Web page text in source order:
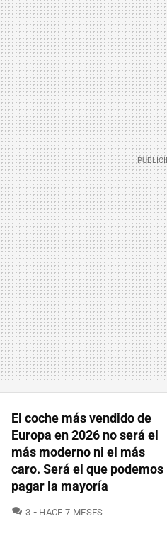
El coche más vendido de
Europa en 2026 no será el
más moderno ni el más
caro. Será el que podemos
pagar la mayoría
3 COMENTARIOS
HACE 7 MESES